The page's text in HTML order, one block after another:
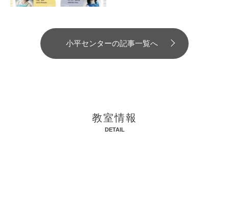
小平センターの記事一覧へ
教室情報
DETAIL